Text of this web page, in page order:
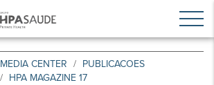
MEDIA CENTER
PUBLICACOES
HPA MAGAZINE 17